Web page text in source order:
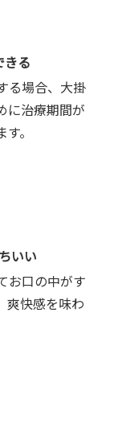
きる
る場合、大掛
に治療期間が
。
いい
お口の中がす
爽快感を味わ